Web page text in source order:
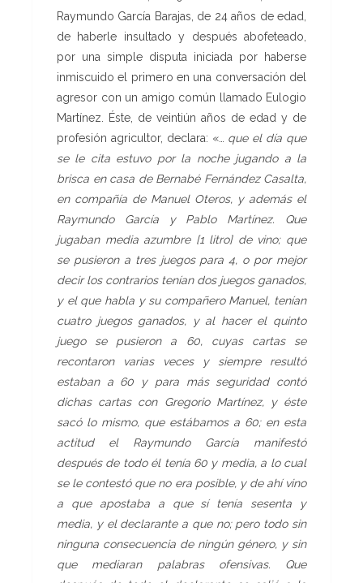
Raymundo García Barajas, de 24 años de edad,
de haberle insultado y después abofeteado,
por una simple disputa iniciada por haberse
inmiscuido el primero en una conversación del
agresor con un amigo común llamado Eulogio
Martínez. Éste, de veintiún años de edad y de
profesión agricultor, declara: «… que el día que
se le cita estuvo por la noche jugando a la
brisca en casa de Bernabé Fernández Casalta,
en compañía de Manuel Oteros, y además el
Raymundo García y Pablo Martínez. Que
jugaban media azumbre [1 litro] de vino; que
se pusieron a tres juegos para 4, o por mejor
decir los contrarios tenían dos juegos ganados,
y el que habla y su compañero Manuel, tenían
cuatro juegos ganados, y al hacer el quinto
juego se pusieron a 60, cuyas cartas se
recontaron varias veces y siempre resultó
estaban a 60 y para más seguridad contó
dichas cartas con Gregorio Martínez, y éste
sacó lo mismo, que estábamos a 60; en esta
actitud el Raymundo García manifestó
después de todo él tenía 60 y media, a lo cual
se le contestó que no era posible, y de ahí vino
a que apostaba a que sí tenía sesenta y
media, y el declarante a que no; pero todo sin
ninguna consecuencia de ningún género, y sin
que mediaran palabras ofensivas. Que